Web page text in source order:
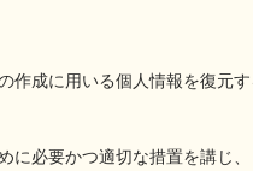
成に用いる個人情報を復元
必要かつ適切な措置を講じ